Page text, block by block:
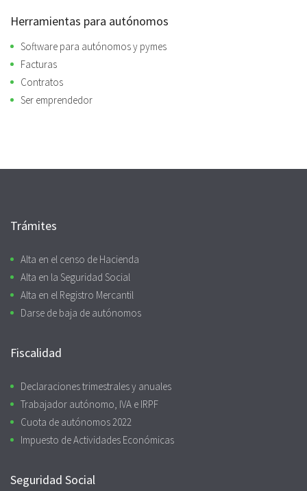
Herramientas para autónomos
Software para autónomos y pymes
Facturas
Contratos
Ser emprendedor
Trámites
Alta en el censo de Hacienda
Alta en la Seguridad Social
Alta en el Registro Mercantil
Darse de baja de autónomos
Fiscalidad
Declaraciones trimestrales y anuales
Trabajador autónomo, IVA e IRPF
Cuota de autónomos 2022
Impuesto de Actividades Económicas
Seguridad Social